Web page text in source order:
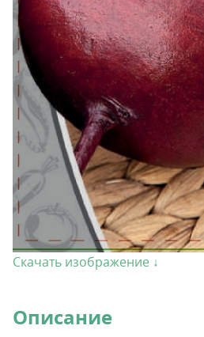
Скачать изображение ↓
Описание